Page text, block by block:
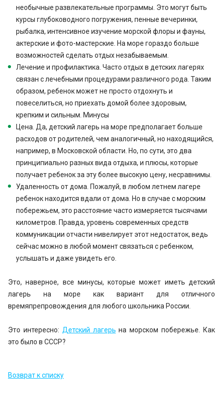
необычные развлекательные программы. Это могут быть
курсы глубоководного погружения, пенные вечеринки,
рыбалка, интенсивное изучение морской флоры и фауны,
актерские и фото-мастерские. На море гораздо больше
возможностей сделать отдых незабываемым.
Лечение и профилактика. Часто отдых в детских лагерях
связан с лечебными процедурами различного рода. Таким
образом, ребенок может не просто отдохнуть и
повеселиться, но приехать домой более здоровым,
крепким и сильным. Минусы
Цена. Да, детский лагерь на море предполагает больше
расходов от родителей, чем аналогичный, но находящийся,
например, в Московской области. Но, по сути, это два
принципиально разных вида отдыха, и плюсы, которые
получает ребенок за эту более высокую цену, несравнимы.
Удаленность от дома. Пожалуй, в любом летнем лагере
ребенок находится вдали от дома. Но в случае с морским
побережьем, это расстояние часто измеряется тысячами
километров. Правда, уровень современных средств
коммуникации отчасти нивелирует этот недостаток, ведь
сейчас можно в любой момент связаться с ребенком,
услышать и даже увидеть его.
Это, наверное, все минусы, которые может иметь детский
лагерь на море как вариант для отличного
времяпрепровождения для любого школьника России.
Это интересно: Детский лагерь на морском побережье. Как
это было в СССР?
Возврат к списку